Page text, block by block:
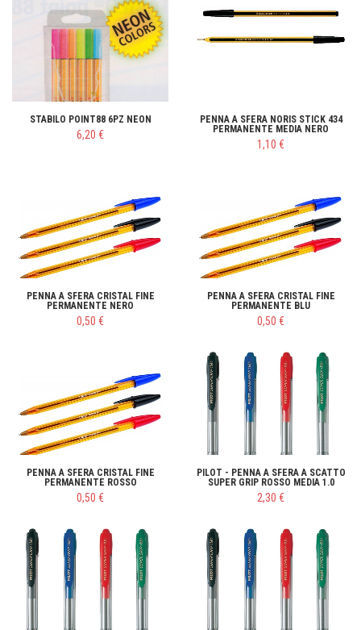
STABILO POINT88 6PZ NEON
6,20 €
PENNA A SFERA NORIS STICK 434
PERMANENTE MEDIA NERO
1,10 €
PENNA A SFERA CRISTAL FINE
PERMANENTE NERO
0,50 €
PENNA A SFERA CRISTAL FINE
PERMANENTE BLU
0,50 €
PENNA A SFERA CRISTAL FINE
PERMANENTE ROSSO
0,50 €
PILOT - PENNA A SFERA A SCATTO
SUPER GRIP ROSSO MEDIA 1.0
2,30 €